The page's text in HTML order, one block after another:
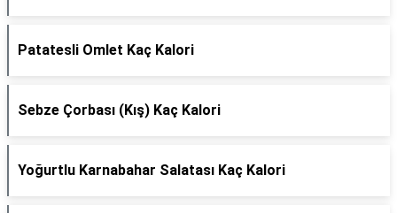
Patatesli Omlet Kaç Kalori
Sebze Çorbası (Kış) Kaç Kalori
Yoğurtlu Karnabahar Salatası Kaç Kalori